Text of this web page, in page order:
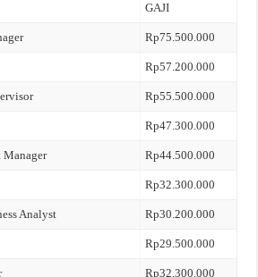
GAJI
Rp75.500.000
Rp57.200.000
Rp55.500.000
Rp47.300.000
Manager Rp44.500.000
Rp32.300.000
Analyst Rp30.200.000
Rp29.500.000
Rp32.300.000